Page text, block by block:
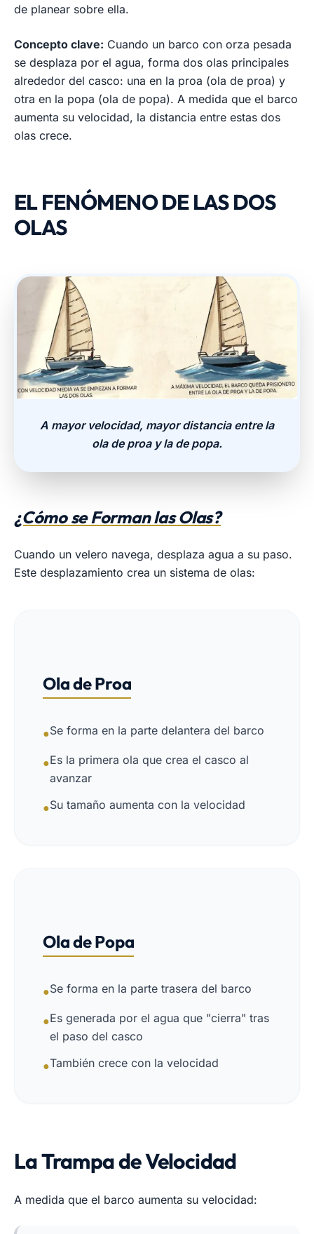
de planear sobre ella.
Concepto clave: Cuando un barco con orza pesada
se desplaza por el agua, forma dos olas principales
alrededor del casco: una en la proa (ola de proa) y
otra en la popa (ola de popa). A medida que el barco
aumenta su velocidad, la distancia entre estas dos
olas crece.
EL FENÓMENO DE LAS DOS
OLAS
A mayor velocidad, mayor distancia entre la
ola de proa y la de popa.
¿Cómo se Forman las Olas?
Cuando un velero navega, desplaza agua a su paso.
Este desplazamiento crea un sistema de olas:
Ola de Proa
●Se forma en la parte delantera del barco
●Es la primera ola que crea el casco al
avanzar
●Su tamaño aumenta con la velocidad
Ola de Popa
●Se forma en la parte trasera del barco
●Es generada por el agua que "cierra" tras
el paso del casco
●También crece con la velocidad
La Trampa de Velocidad
A medida que el barco aumenta su velocidad: